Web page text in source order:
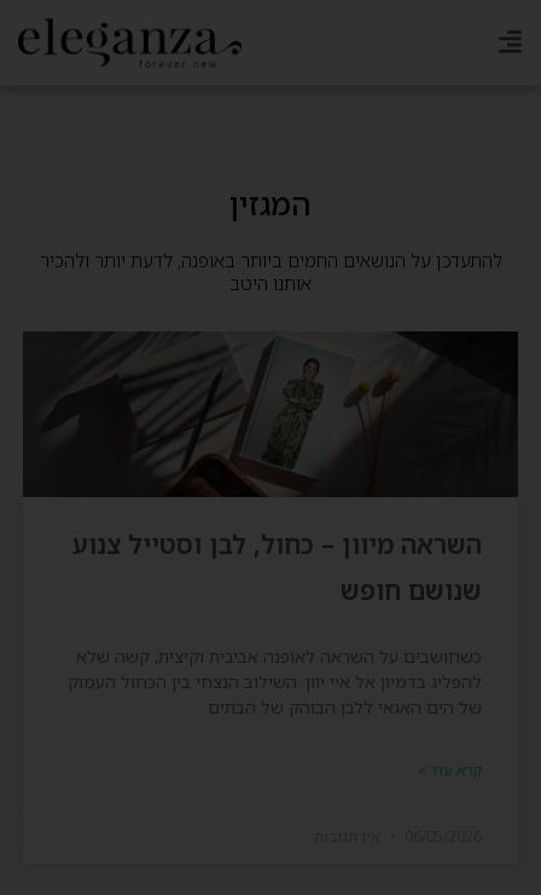
לתוכן
המגזין
להתעדכן על הנושאים החמים ביותר באופנה, לדעת יותר ולהכיר
אותנו היטב
השראה מיוון – כחול, לבן וסטייל צנוע
שנושם חופש
כשחושבים על השראה לאופנה אביבית וקיצית, קשה שלא
להפליג בדמיון אל איי יוון. השילוב הנצחי בין הכחול העמוק
של הים האגאי ללבן הבוהק של הבתים
קרא עוד »